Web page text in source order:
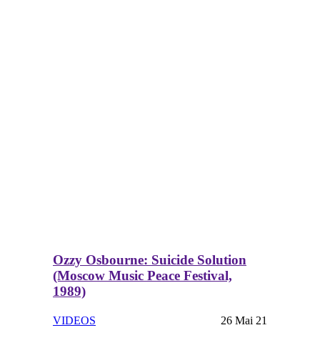
Ozzy Osbourne: Suicide Solution
(Moscow Music Peace Festival,
1989)
VIDEOS 26 Mai 21